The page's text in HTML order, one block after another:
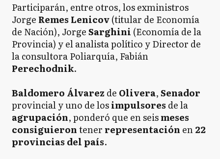
Participarán, entre otros, los exministros
Jorge Remes Lenicov(titular de Economía
de Nación), JorgeSarghini (Economía de la
Provincia) y el analista político y Director de
la consultora Poliarquía, Fabián
Perechodnik.
Baldomero Álvarez de Olivera,Senador
provincial y uno de losimpulsores de la
agrupación, ponderó que en seismeses
consiguierontener representación en22
provincias del país.